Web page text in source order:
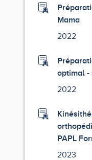
Mama
2022
optimal -
2022
PAPL
2023